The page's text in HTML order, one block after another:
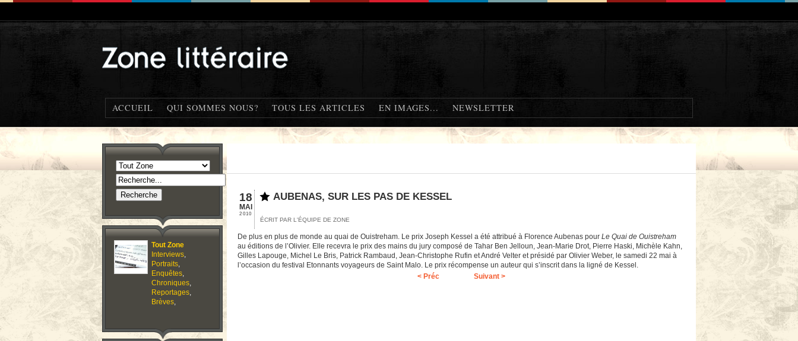
ACCUEIL QUI SOMMES NOUS? TOUS LES ARTICLES EN IMAGES... NEWSLETTER
Tout Zone
Interviews,
Portraits,
Enquêtes,
Chroniques,
Reportages,
Brèves,
18
MAI
2010
AUBENAS, SUR LES PAS DE KESSEL
ÉCRIT PAR L'ÉQUIPE DE ZONE
De plus en plus de monde au quai de Ouistreham. Le prix Joseph Kessel a été attribué à Florence Aubenas pour Le Quai de Ouistreham
au éditions de l’Olivier. Elle recevra le prix des mains du jury composé de Tahar Ben Jelloun, Jean-Marie Drot, Pierre Haski, Michèle Kahn,
Gilles Lapouge, Michel Le Bris, Patrick Rambaud, Jean-Christophe Rufin et André Velter et présidé par Olivier Weber, le samedi 22 mai à
l’occasion du festival Etonnants voyageurs de Saint Malo. Le prix récompense un auteur qui s’inscrit dans la ligné de Kessel.
< Préc
Suivant >